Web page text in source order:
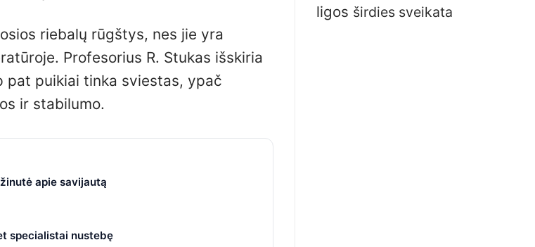
riebalų rūgštys, nes jie yra
Profesorius R. Stukas išskiria
pat puikiai tinka sviestas, ypač
ir stabilumo.
apie savijautą
specialistai nustebę
ligos širdies sveikata